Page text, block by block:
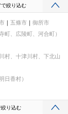
絞り込む
五條市
御所市
町、広陵町、河合町）
村、十津川村、下北山
日香村）
り込む